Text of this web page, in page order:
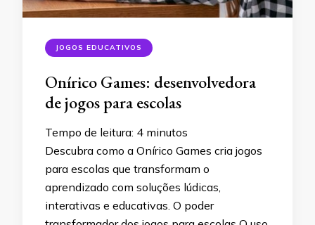
JOGOS EDUCATIVOS
Onírico Games: desenvolvedora
de jogos para escolas
Tempo de leitura: 4 minutos
Descubra como a Onírico Games cria jogos
para escolas que transformam o
aprendizado com soluções lúdicas,
interativas e educativas. O poder